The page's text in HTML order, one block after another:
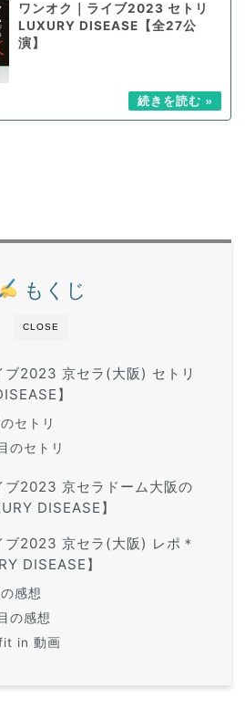
ワンオク｜ライブ2023 セトリ
LUXURY DISEASE【全27公
演】
CLOSE
もくじ
ブ2023 京セラ(大阪) セトリ
】
セトリ
のセトリ
ブ2023 京セラドーム大阪の
DISEASE】
ブ2023 京セラ(大阪) レポ＊
DISEASE】
感想
の感想
in 動画